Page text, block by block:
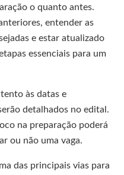
o quanto antes.
entender as
e estar atualizado
essenciais para um
às datas e
detalhados no edital.
na preparação poderá
ou não uma vaga.
das principais vias para